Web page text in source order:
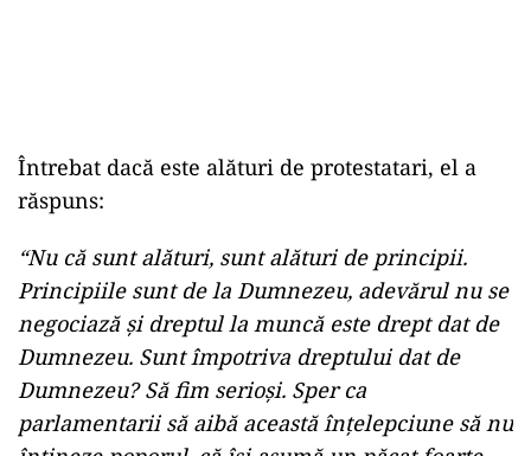
Întrebat dacă este alături de protestatari, el a
răspuns:
“Nu că sunt alături, sunt alături de principii.
Principiile sunt de la Dumnezeu, adevărul nu se
negociază şi dreptul la muncă este drept dat de
Dumnezeu. Sunt împotriva dreptului dat de
Dumnezeu? Să fim serioşi. Sper ca
parlamentarii să aibă această înţelepciune să nu